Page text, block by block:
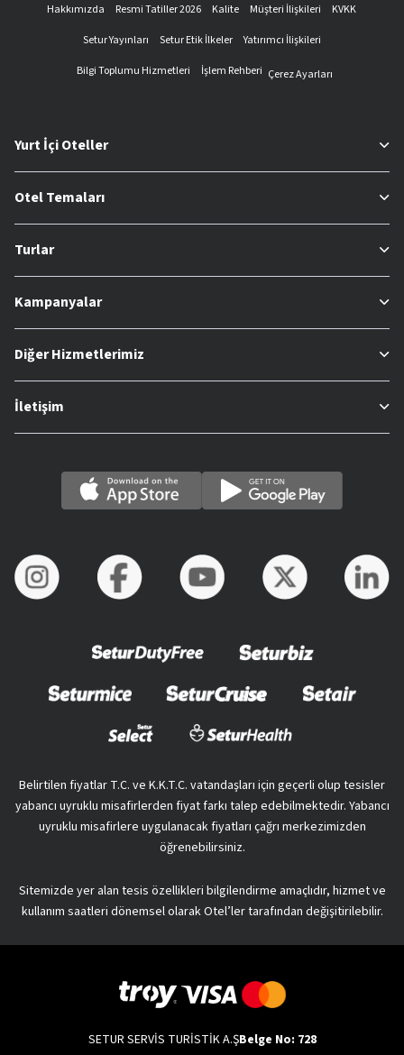
Hakkımızda Resmi Tatiller 2026 Kalite Müşteri İlişkileri
KVKK
Setur Yayınları
Setur Etik İlkeler
Yatırımcı İlişkileri
Bilgi Toplumu Hizmetleri
İşlem Rehberi Çerez Ayarları
Yurt İçi Oteller
Otel Temaları
Turlar
Kampanyalar
Diğer Hizmetlerimiz
İletişim
Belirtilen fiyatlar T.C. ve K.K.T.C. vatandaşları için geçerli olup tesisler
yabancı uyruklu misafirlerden fiyat farkı talep edebilmektedir. Yabancı
uyruklu misafirlere uygulanacak fiyatları çağrı merkezimizden
öğrenebilirsiniz.
Sitemizde yer alan tesis özellikleri bilgilendirme amaçlıdır, hizmet ve
kullanım saatleri dönemsel olarak Otel’ler tarafından değişitirilebilir.
SETUR SERVİS TURİSTİK A.ŞBelge No: 728